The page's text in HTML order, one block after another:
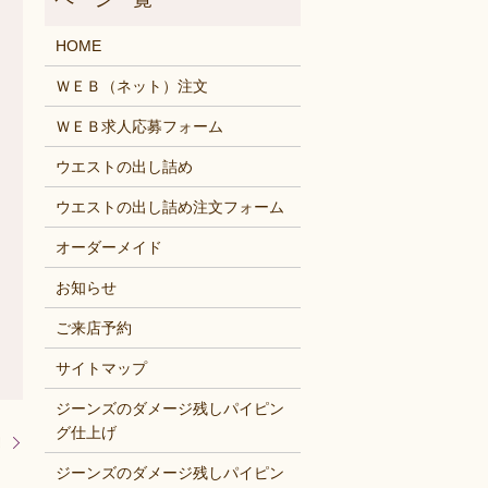
HOME
ＷＥＢ（ネット）注文
ＷＥＢ求人応募フォーム
ウエストの出し詰め
ウエストの出し詰め注文フォーム
オーダーメイド
お知らせ
ご来店予約
サイトマップ
ジーンズのダメージ残しパイピン
グ仕上げ
ジーンズのダメージ残しパイピン